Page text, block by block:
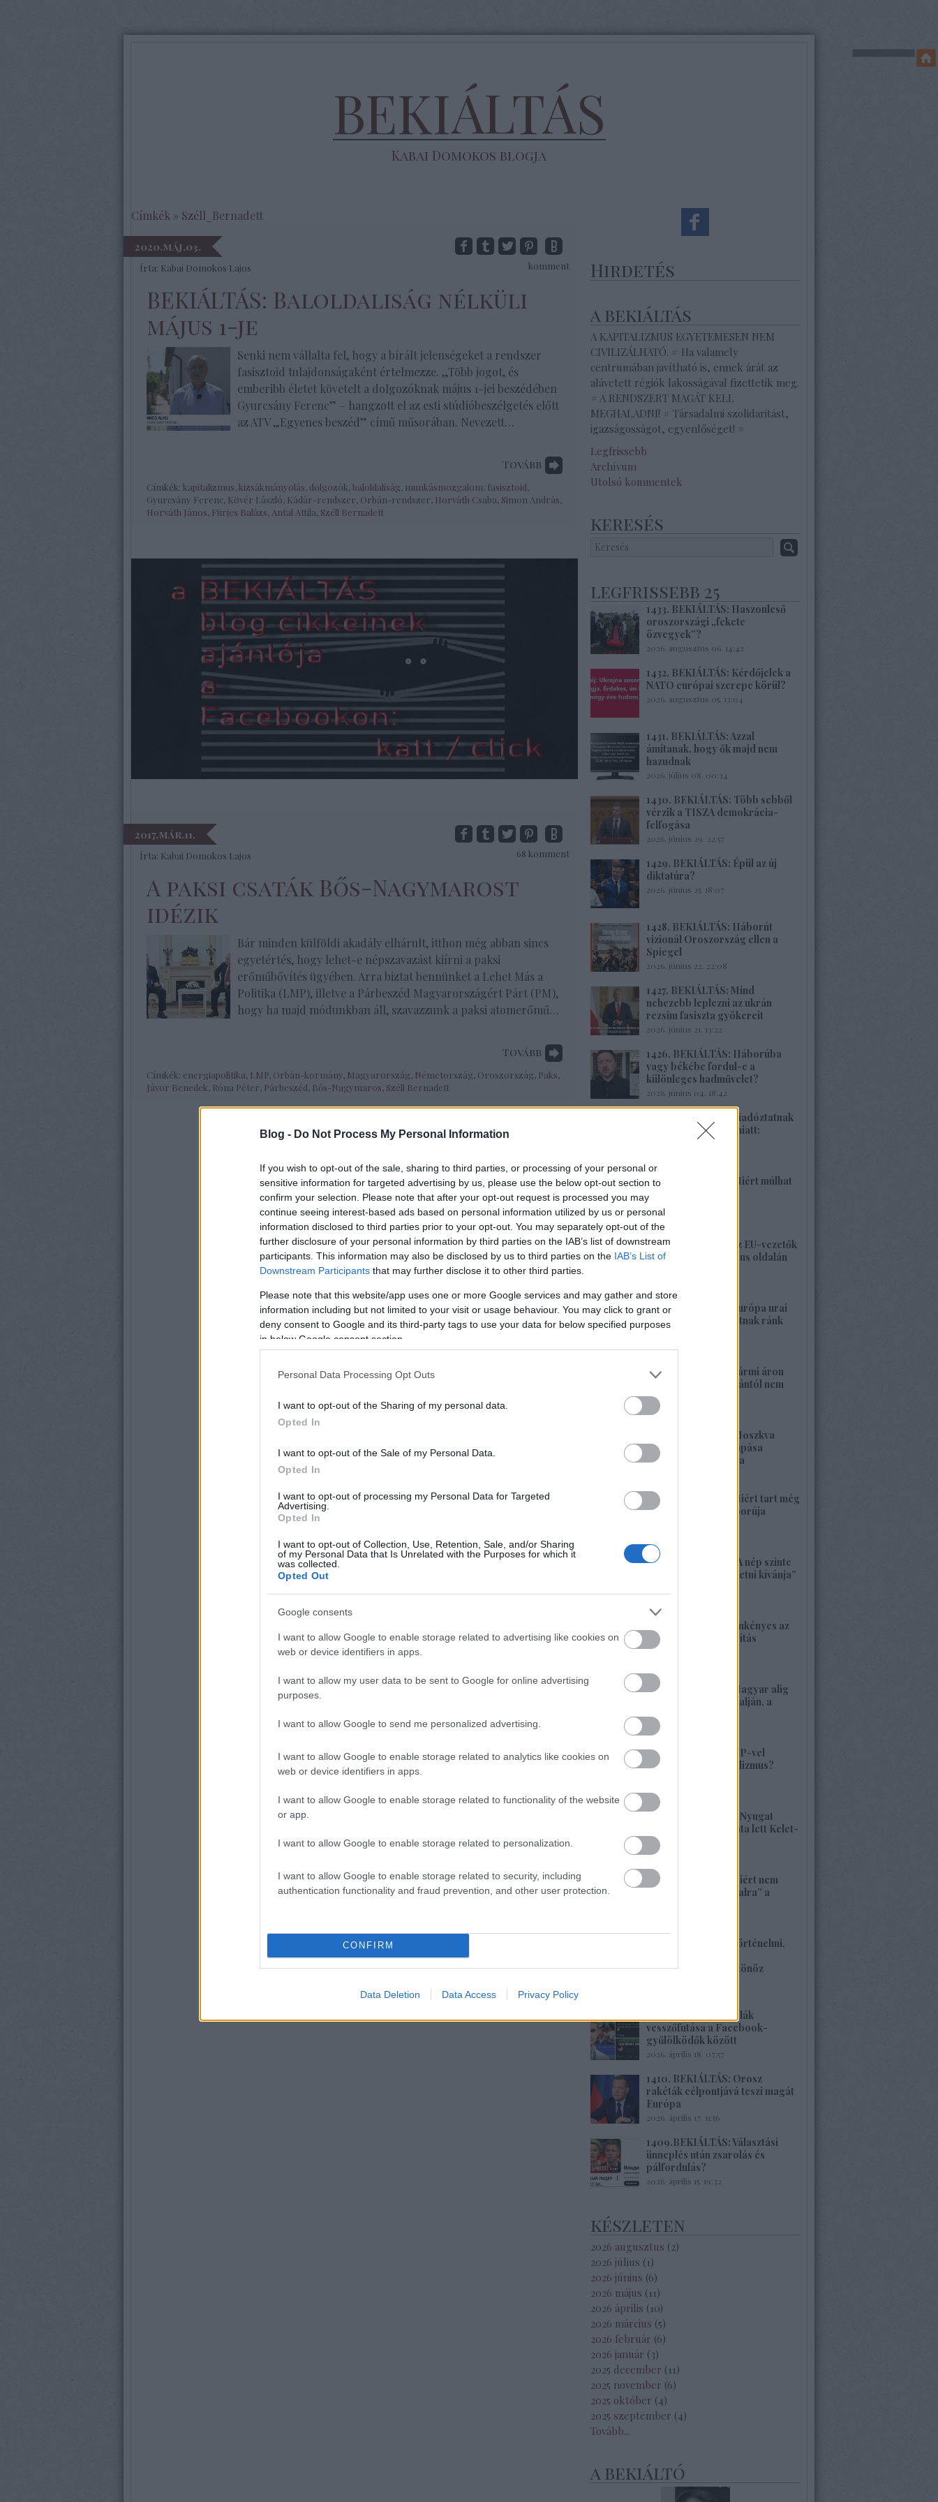
Blog - Do Not Process My Personal Information
If you wish to opt-out of the sale, sharing to third parties, or processing of your personal or
sensitive information for targeted advertising by us, please use the below opt-out section to
confirm your selection. Please note that after your opt-out request is processed you may
continue seeing interest-based ads based on personal information utilized by us or personal
information disclosed to third parties prior to your opt-out. You may separately opt-out of the
further disclosure of your personal information by third parties on the IAB’s list of downstream
participants. This information may also be disclosed by us to third parties on the IAB’s List of
Downstream Participants that may further disclose it to other third parties.
Please note that this website/app uses one or more Google services and may gather and store
information including but not limited to your visit or usage behaviour. You may click to grant or
deny consent to Google and its third-party tags to use your data for below specified purposes
in below Google consent section.
Personal Data Processing Opt Outs
I want to opt-out of the Sharing of my personal data.
Opted In
I want to opt-out of the Sale of my Personal Data.
Opted In
I want to opt-out of processing my Personal Data for Targeted
Advertising.
Opted In
I want to opt-out of Collection, Use, Retention, Sale, and/or Sharing
of my Personal Data that Is Unrelated with the Purposes for which it
was collected.
Opted Out
Google consents
I want to allow Google to enable storage related to advertising like cookies on
web or device identifiers in apps.
I want to allow my user data to be sent to Google for online advertising
purposes.
I want to allow Google to send me personalized advertising.
I want to allow Google to enable storage related to analytics like cookies on
web or device identifiers in apps.
I want to allow Google to enable storage related to functionality of the website
or app.
I want to allow Google to enable storage related to personalization.
I want to allow Google to enable storage related to security, including
authentication functionality and fraud prevention, and other user protection.
CONFIRM
Data Deletion Data Access Privacy Policy
BEKIÁLTÁS
Kabai Domokos blogja
Címkék » Széll_Bernadett
2020.máj.03.
Írta: Kabai Domokos Lajos komment
BEKIÁLTÁS: Baloldaliság nélküli
május 1-je
Senki nem vállalta fel, hogy a bírált jelenségeket a rendszer
fasisztoid tulajdonságaként értelmezze. „Több jogot, és
emberibb életet követelt a dolgozóknak május 1-jei beszédében
Gyurcsány Ferenc” – hangzott el az esti stúdióbeszélgetés előtt
az ATV „Egyenes beszéd” című műsorában. Nevezett…
Tovább
Címkék: kapitalizmus kizsákmányolás dolgozók baloldaliság munkásmozgalom fasisztoid
Gyurcsány Ferenc Kövér László Kádár-rendszer Orbán-rendszer Horváth Csaba Simon András
Horváth János Fürjes Balázs Antal Attila Széll Bernadett
2017.már.11.
Írta: Kabai Domokos Lajos 68 komment
A paksi csaták Bős-Nagymarost
idézik
Bár minden külföldi akadály elhárult, itthon még abban sincs
egyetértés, hogy lehet-e népszavazást kiírni a paksi
erőműbővítés ügyében. Arra biztat bennünket a Lehet Más a
Politika (LMP), illetve a Párbeszéd Magyarországért Párt (PM),
hogy ha majd módunkban áll, szavazzunk a paksi atomerőmű…
Tovább
Címkék: energiapolitika LMP Orbán-kormány Magyarország Németország Oroszország Paks
Jávor Benedek Róna Péter Párbeszéd Bős-Nagymaros Széll Bernadett
Hirdetés
a bekiáltás
A KAPITALIZMUS EGYETEMESEN NEM
CIVILIZÁLHATÓ. # Ha valamely
centrumában javítható is, ennek árát az
alávetett régiók lakosságával fizettetik meg.
# A RENDSZERT MAGÁT KELL
MEGHALADNI! # Társadalmi szolidaritást,
igazságosságot, egyenlőséget! #
Legfrissebb
Archívum
Utolsó kommentek
keresés
legfrissebb 25
1433. BEKIÁLTÁS: Haszonleső
oroszországi „fekete
özvegyek”?
2026. augusztus 06. 14:42
1432. BEKIÁLTÁS: Kérdőjelek a
NATO európai szerepe körül?
2026. augusztus 05. 13:04
1431. BEKIÁLTÁS: Azzal
ámítanak, hogy ők majd nem
hazudnak
2026. július 08. 00:34
1430. BEKIÁLTÁS: Több sebből
vérzik a TISZA demokrácia-
felfogása
2026. június 29. 22:57
1429. BEKIÁLTÁS: Épül az új
diktatúra?
2026. június 25. 18:07
1428. BEKIÁLTÁS: Háborút
vizionál Oroszország ellen a
Spiegel
2026. június 22. 22:08
1427. BEKIÁLTÁS: Mind
nehezebb leplezni az ukrán
rezsim fasiszta gyökereit
2026. június 21. 13:22
1426. BEKIÁLTÁS: Háborúba
vagy békébe fordul-e a
különleges hadművelet?
2026. június 04. 18:42
1425. BEKIÁLTÁS: Riadóztatnak
az ukrán-fasizmus miatt:
„Európa vigyázz!”
1424. BEKIÁLTÁS: Miért múlhat
ki a Népszava is?
2026. május 30. 19:53
1423. BEKIÁLTÁS: Az EU-vezetők
a banderista-fasizmus oldalán
1422. BEKIÁLTÁS: Európa urai
nagy háborút hozhatnak ránk
1421. BEKIÁLTÁS: Bármi áron
megszabadulni Orbántól nem
kell félnetek jó lesz!
2026. május 25. 19:37
1420. BEKIÁLTÁS: Moszkva
nagyerejű válaszcsapása
ukrajnai célpontokra
1419. BEKIÁLTÁS: Miért tart még
sokáig a Nyugat háborúja
1418. BEKIÁLTÁS: „A nép szinte
bárkit követ, aki vezetni kívánja”
1417. BEKIÁLTÁS: Önkényes az
alaptörvény-módosítás
2026. május 21. 12:45
1416. BEKIÁLTÁS: Magyar alig
volt, alig van Kárpátalján, a
veszély összetett!
2026. május 17. 22:04
1415. BEKIÁLTÁS: MP-vel
visszatérne a szocializmus?
2026. május 10. 12:25
1414. BEKIÁLTÁS: A Nyugat
hulladékának lerakata lett Kelet-
Európa
2026. május 09. 11:36
1413. BEKIÁLTÁS: Miért nem
szavaznak a „baloldalra” a
1412. BEKIÁLTÁS: Történelmi,
szembenézésre ösztönöz
1411.BEKIÁLTÁS: Milák
vesszőfutása a Facebook-
gyűlölködők között
2026. április 18. 07:57
1410. BEKIÁLTÁS: Orosz
rakéták célpontjává teszi magát
Európa
2026. április 17. 11:56
1409.BEKIÁLTÁS: Választási
ünneplés után zsarolás és
pálfordulás?
2026. április 15. 19:32
készleten
2026 augusztus (2)
2026 július ( 1)
2026 június (6)
2026 május ( 11)
2026 április ( 10)
2026 március (5)
2026 február (6)
2026 január ( 3)
2025 december ( 11)
2025 november (6)
2025 október (4)
2025 szeptember (4)
Tovább...
a bekiáltó